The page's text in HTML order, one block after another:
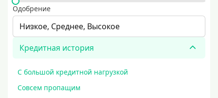
Одобрение
Низкое, Среднее, Высокое
Кредитная история
С большой кредитной нагрузкой
Совсем пропащим